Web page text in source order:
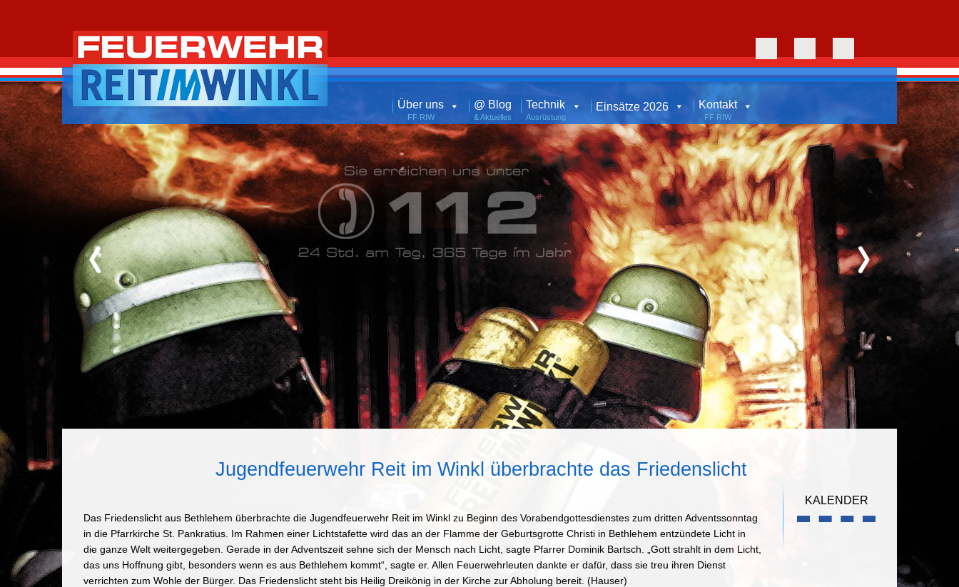
Über uns
FF RIW
@ Blog
& Aktuelles
Technik
Ausrüstung
Einsätze 2026 Kontakt
FF RIW
KALENDER
Jugendfeuerwehr Reit im Winkl überbrachte das Friedenslicht
Das Friedenslicht aus Bethlehem überbrachte die Jugendfeuerwehr Reit im Winkl zu Beginn des Vorabendgottesdienstes zum dritten Adventssonntag
in die Pfarrkirche St. Pankratius. Im Rahmen einer Lichtstafette wird das an der Flamme der Geburtsgrotte Christi in Bethlehem entzündete Licht in
die ganze Welt weitergegeben. Gerade in der Adventszeit sehne sich der Mensch nach Licht, sagte Pfarrer Dominik Bartsch. „Gott strahlt in dem Licht,
das uns Hoffnung gibt, besonders wenn es aus Bethlehem kommt“, sagte er. Allen Feuerwehrleuten dankte er dafür, dass sie treu ihren Dienst
verrichten zum Wohle der Bürger. Das Friedenslicht steht bis Heilig Dreikönig in der Kirche zur Abholung bereit. (Hauser)